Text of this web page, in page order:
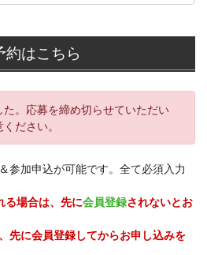
約はこちら
。応募を締め切らせていただい
ださい。
参加申込が可能です。全て必須入力
る場合は、先に会員登録されないとお
先に会員登録してからお申し込みを